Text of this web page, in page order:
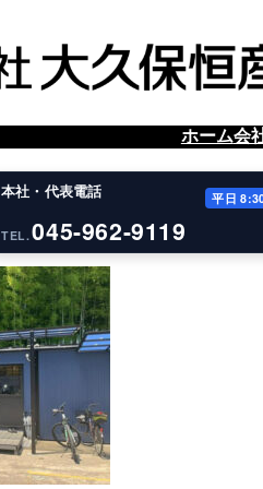
ホーム会
本社・代表電話 平日
TEL.045-962-9119